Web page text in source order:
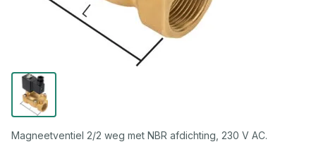
Magneetventiel 2/2 weg met NBR afdichting, 230 V AC.